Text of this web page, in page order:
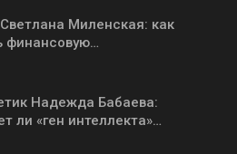
Миленская: как
финансовую…
Надежда Бабаева:
ли «ген интеллекта»…